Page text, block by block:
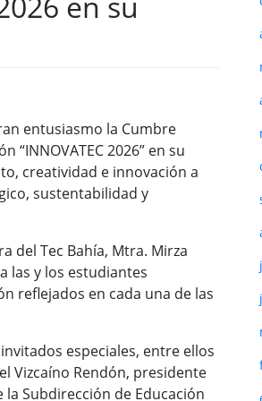
entusiasmo la Cumbre
2026” en su
creatividad e innovación a
sustentabilidad y
del Tec Bahía, Mtra. Mirza
las y los estudiantes
reflejados en cada una de las
especiales, entre ellos
Vizcaíno Rendón, presidente
la Subdirección de Educación